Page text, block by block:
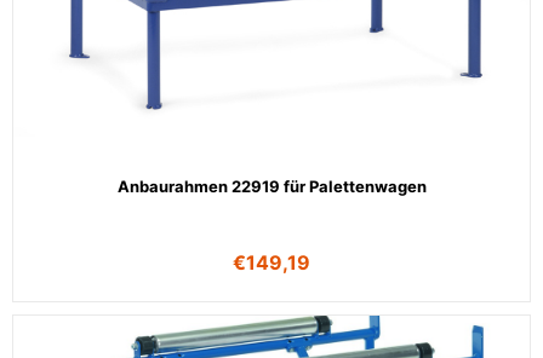
Anbaurahmen 22919 für Palettenwagen
€149,19